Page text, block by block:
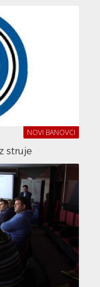
NOVI BANOVCI
struje